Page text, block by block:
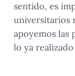
sentido, es
universitarios
apoyemos las
lo ya